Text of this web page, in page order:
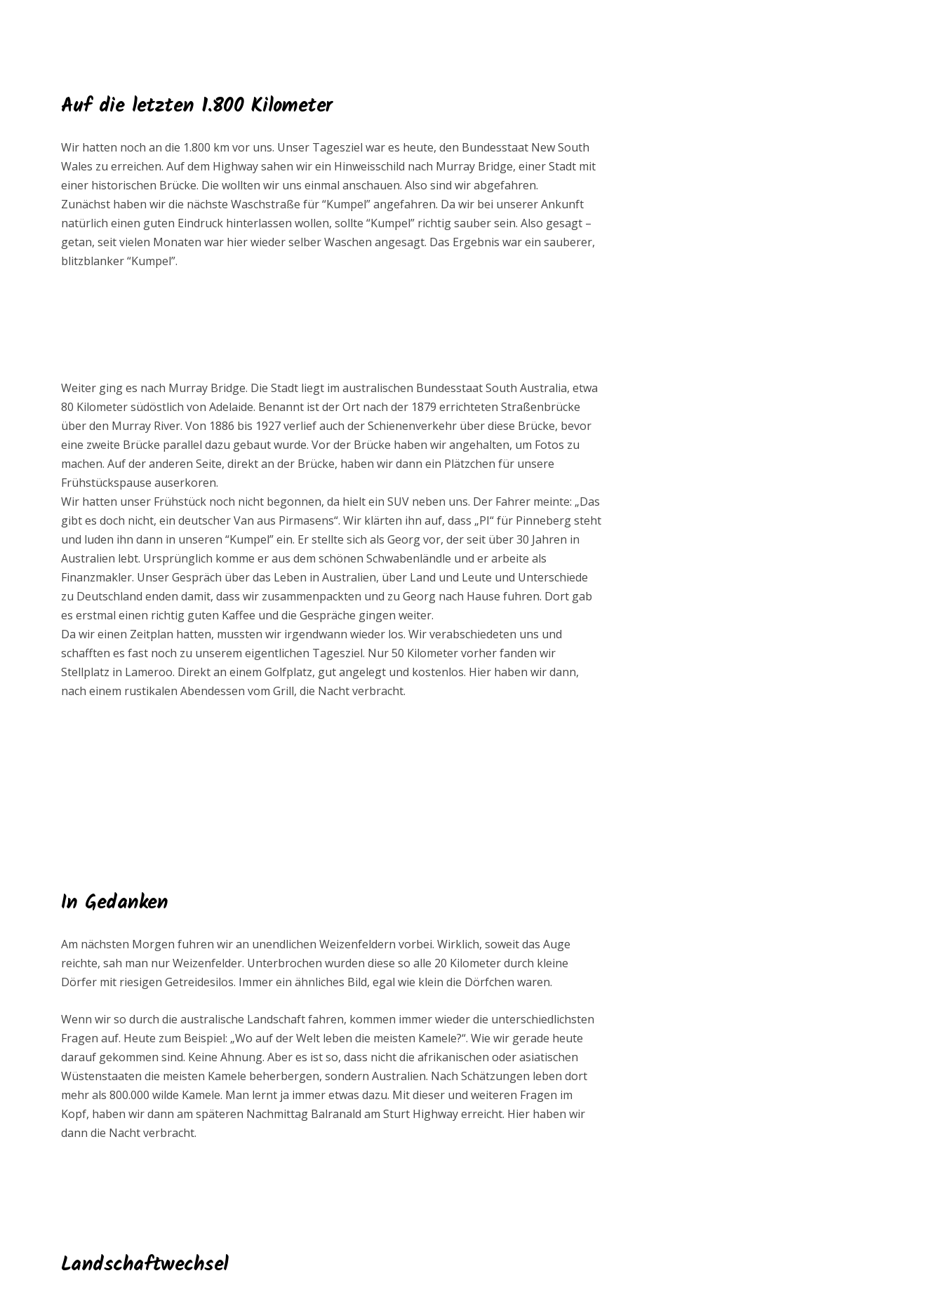
Auf die letzten 1.800 Kilometer
Wir hatten noch an die 1.800 km vor uns. Unser Tagesziel war es heute, den Bundesstaat New South
Wales zu erreichen. Auf dem Highway sahen wir ein Hinweisschild nach Murray Bridge, einer Stadt mit
einer historischen Brücke. Die wollten wir uns einmal anschauen. Also sind wir abgefahren.
Zunächst haben wir die nächste Waschstraße für “Kumpel” angefahren. Da wir bei unserer Ankunft
natürlich einen guten Eindruck hinterlassen wollen, sollte “Kumpel” richtig sauber sein. Also gesagt –
getan, seit vielen Monaten war hier wieder selber Waschen angesagt. Das Ergebnis war ein sauberer,
blitzblanker “Kumpel”.
Weiter ging es nach Murray Bridge. Die Stadt liegt im australischen Bundesstaat South Australia, etwa
80 Kilometer südöstlich von Adelaide. Benannt ist der Ort nach der 1879 errichteten Straßenbrücke
über den Murray River. Von 1886 bis 1927 verlief auch der Schienenverkehr über diese Brücke, bevor
eine zweite Brücke parallel dazu gebaut wurde. Vor der Brücke haben wir angehalten, um Fotos zu
machen. Auf der anderen Seite, direkt an der Brücke, haben wir dann ein Plätzchen für unsere
Frühstückspause auserkoren.
Wir hatten unser Frühstück noch nicht begonnen, da hielt ein SUV neben uns. Der Fahrer meinte: „Das
gibt es doch nicht, ein deutscher Van aus Pirmasens“. Wir klärten ihn auf, dass „PI“ für Pinneberg steht
und luden ihn dann in unseren “Kumpel” ein. Er stellte sich als Georg vor, der seit über 30 Jahren in
Australien lebt. Ursprünglich komme er aus dem schönen Schwabenländle und er arbeite als
Finanzmakler. Unser Gespräch über das Leben in Australien, über Land und Leute und Unterschiede
zu Deutschland enden damit, dass wir zusammenpackten und zu Georg nach Hause fuhren. Dort gab
es erstmal einen richtig guten Kaffee und die Gespräche gingen weiter.
Da wir einen Zeitplan hatten, mussten wir irgendwann wieder los. Wir verabschiedeten uns und
schafften es fast noch zu unserem eigentlichen Tagesziel. Nur 50 Kilometer vorher fanden wir
Stellplatz in Lameroo. Direkt an einem Golfplatz, gut angelegt und kostenlos. Hier haben wir dann,
nach einem rustikalen Abendessen vom Grill, die Nacht verbracht.
In Gedanken
Am nächsten Morgen fuhren wir an unendlichen Weizenfeldern vorbei. Wirklich, soweit das Auge
reichte, sah man nur Weizenfelder. Unterbrochen wurden diese so alle 20 Kilometer durch kleine
Dörfer mit riesigen Getreidesilos. Immer ein ähnliches Bild, egal wie klein die Dörfchen waren.
Wenn wir so durch die australische Landschaft fahren, kommen immer wieder die unterschiedlichsten
Fragen auf. Heute zum Beispiel: „Wo auf der Welt leben die meisten Kamele?“. Wie wir gerade heute
darauf gekommen sind. Keine Ahnung. Aber es ist so, dass nicht die afrikanischen oder asiatischen
Wüstenstaaten die meisten Kamele beherbergen, sondern Australien. Nach Schätzungen leben dort
mehr als 800.000 wilde Kamele. Man lernt ja immer etwas dazu. Mit dieser und weiteren Fragen im
Kopf, haben wir dann am späteren Nachmittag Balranald am Sturt Highway erreicht. Hier haben wir
dann die Nacht verbracht.
Landschaftwechsel